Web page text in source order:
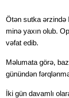
Ötən sutka ərzində
minə yaxın olub.
vəfat edib.
Məlumata görə,
günündən
İki gün davamlı